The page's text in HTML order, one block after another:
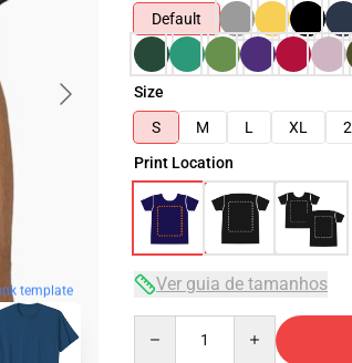
template
Default
Size
S
M L XL
Print Location
Ver guia de tamanhos